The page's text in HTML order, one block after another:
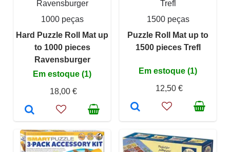
Ravensburger
1000 peças
Hard Puzzle Roll Mat up
to 1000 pieces
Ravensburger
Em estoque (1)
18,00 €
Trefl
1500 peças
Puzzle Roll Mat up to
1500 pieces Trefl
Em estoque (1)
12,50 €